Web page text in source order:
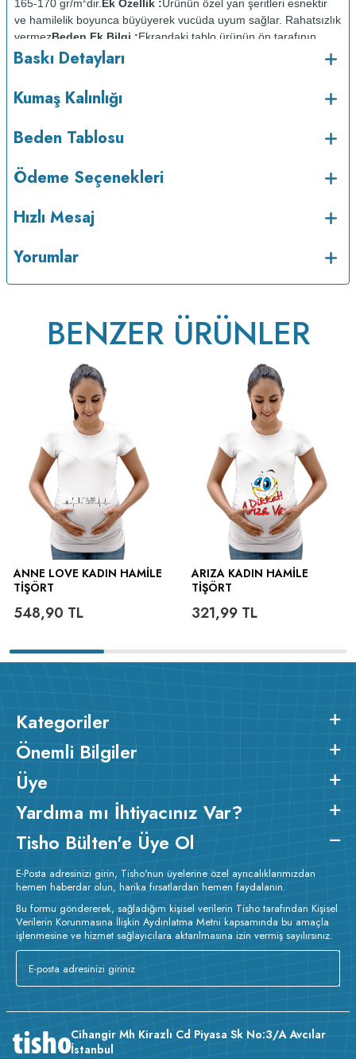
165-170 gr/m dir. Ek Özellik :Ürünün özel yan şeritleri esnektir
ve hamilelik boyunca büyüyerek vucüda uyum sağlar. Rahatsızlık
vermezBeden Ek Bilgi :Ekrandaki tablo ürünün ön tarafının
ölçüsüdür. Arka taraf ön taraftan 2cm daha kısadır.
Baskılarda kullanılan boyalar sertifikalı ve güvenlidir;
maksimum 30 o C de ve tersten yıkanır.
Orta ısıda ve tersten
Baskı Detayları
Kumaş Kalınlığı
Beden Tablosu
Ödeme Seçenekleri
Hızlı Mesaj
Yorumlar
BENZER ÜRÜNLER
ANNE LOVE KADIN HAMILE
TIŞÖRT
548,90 TL
ARIZA KADIN HAMILE
TIŞÖRT
321,99TL
Kategoriler
Önemli Bilgiler
Üye
Yardıma mı İhtiyacınız Var?
Tisho Bülten'e Üye Ol
E-Posta adresinizi girin, Tisho'nun üyelerine özel ayrıcalıklarımızdan
hemen haberdar olun, harika fırsatlardan hemen faydalanın.
Bu formu göndererek, sağladığım kişisel verilerin Tisho tarafından Kişisel
Verilerin Korunmasına İlişkin Aydınlatma Metni kapsamında bu amaçla
işlenmesine ve hizmet sağlayıcılara aktarılmasına izin vermiş sayılırsınız.
Cihangir Mh Kirazlı Cd Piyasa Sk No:3/A Avcılar
İstanbul